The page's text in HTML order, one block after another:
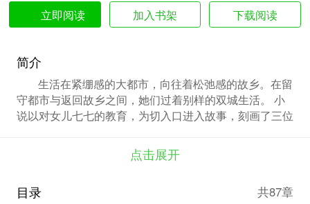
立即阅读 加入书架 下载阅读
简介
生活在紧绷感的大都市，向往着松弛感的故乡。在留
守都市与返回故乡之间，她们过着别样的双城生活。 小
说以对女儿七七的教育，为切入口进入故事，刻画了三位
长、彼此陪伴，产生真实的情感羁绊和情感链接。她们各
自独立，拥有不同的生命状态，却能分享喜悦、共担困
说。
点击展开
目录 共87章